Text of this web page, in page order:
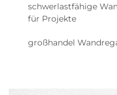
schwerlastfähige
für Projekte
großhandel